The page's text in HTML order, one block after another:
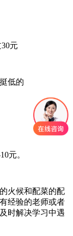
元
低的
元。
火候和配菜的配
经验的老师或者
时解决学习中遇